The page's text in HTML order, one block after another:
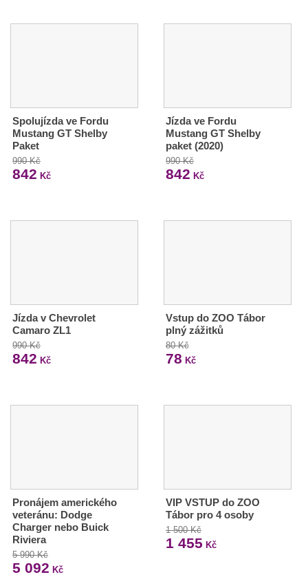
Spolujízda ve Fordu
Mustang GT Shelby
Paket
990 Kč
842 Kč
Jízda ve Fordu
Mustang GT Shelby
paket (2020)
990 Kč
842 Kč
Jízda v Chevrolet
Camaro ZL1
990 Kč
842 Kč
Vstup do ZOO Tábor
plný zážitků
80 Kč
78 Kč
Pronájem amerického
veteránu: Dodge
Charger nebo Buick
Riviera
5 990 Kč
5 092 Kč
VIP VSTUP do ZOO
Tábor pro 4 osoby
1 500 Kč
1 455 Kč